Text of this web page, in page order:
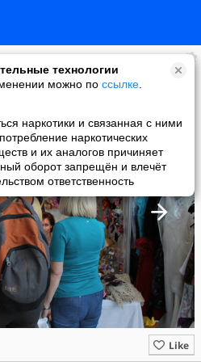
технологии
можно по ссылке
наркотики и связанная с ними
наркотических
и их аналогов причиняет
оборот запрещён и влечёт
ответственность
Like